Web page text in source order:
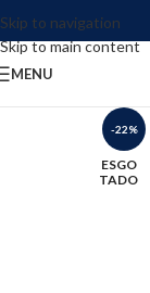
Skip to navigation
Skip to main content
MENU
-22%
ESGO
TADO